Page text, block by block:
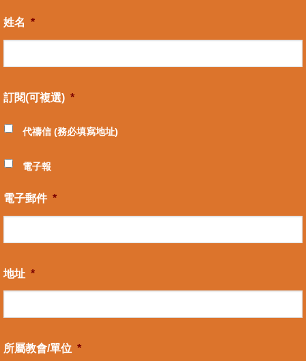
姓名 *
訂閱(可複選) *
代禱信 (務必填寫地址)
電子報
電子郵件 *
地址 *
所屬教會/單位 *